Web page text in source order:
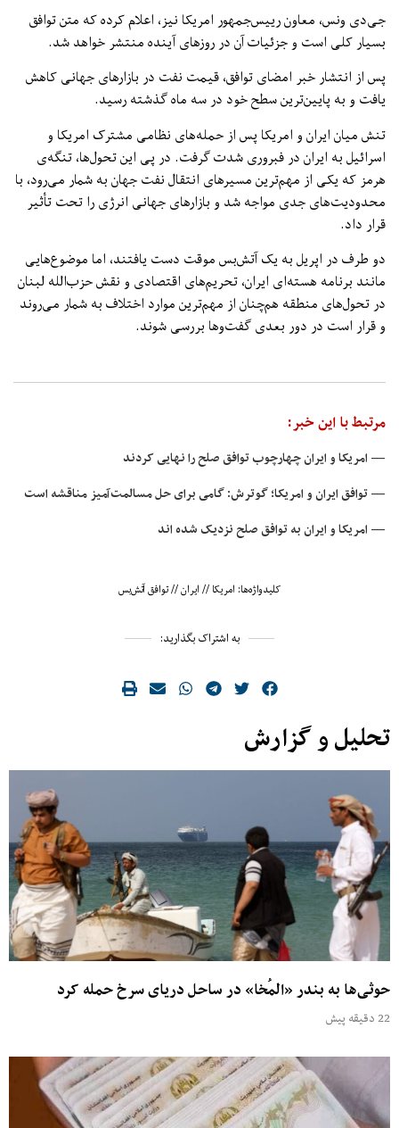
جی‌دی ونس، معاون رییس‌جمهور امریکا نیز، اعلام کرده که متن توافق
بسیار کلی است و جزئیات آن در روزهای آینده منتشر خواهد شد.
پس از انتشار خبر امضای توافق، قیمت نفت در بازارهای جهانی کاهش
یافت و به پایین‌ترین سطح خود در سه ماه گذشته رسید.
تنش میان ایران و امریکا پس از حمله‌های نظامی مشترک امریکا و
اسرائیل به ایران در فبروری شدت گرفت. در پی این تحول‌ها، تنگه‌ی
هرمز که یکی از مهم‌ترین مسیرهای انتقال نفت جهان به شمار می‌رود، با
محدودیت‌های جدی مواجه شد و بازارهای جهانی انرژی را تحت تأثیر
قرار داد.
دو طرف در اپریل به یک آتش‌بس موقت دست یافتند، اما موضوع‌هایی
مانند برنامه هسته‌ای ایران، تحریم‌های اقتصادی و نقش حزب‌الله لبنان
در تحول‌های منطقه هم‌چنان از مهم‌ترین موارد اختلاف به شمار می‌روند
و قرار است در دور بعدی گفت‌وها بررسی شوند.
مرتبط با این خبر:
— امریکا و ایران چهارچوب توافق صلح را نهایی کردند
— توافق ایران و امریکا؛ گوترش: گامی برای حل مسالمت‌آمیز مناقشه است
— امریکا و ایران به توافق صلح نزدیک شده اند
کلیدواژه‌ها: امریکا//ایران//توافق آتش‌بس
به اشتراک بگذارید:
تحلیل و گزارش
حوثی‌ها به بندر «المُخا» در ساحل دریای سرخ حمله کرد
22 دقیقه پیش